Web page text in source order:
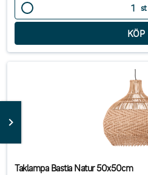
st
Taklampa Bastia Natur 50x50cm